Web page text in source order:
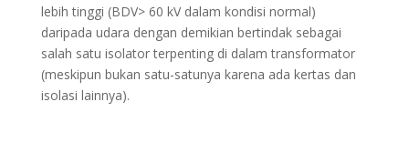
lebih tinggi (BDV> 60 kV dalam kondisi normal)
daripada udara dengan demikian bertindak sebagai
salah satu isolator terpenting di dalam transformator
(meskipun bukan satu-satunya karena ada kertas dan
isolasi lainnya).